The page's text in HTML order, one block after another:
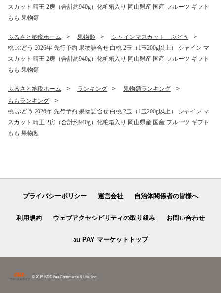
スカット 晴王 2房（合計約940g）化粧箱入り 岡山県産 国産 フルーツ ギフト
もも 果物類
ふるさと納税ホーム 果物類
シャインマスカット・ぶどう
桃 ぶどう 2026年 先行予約 果物詰合せ 白桃 2玉（1玉200g以上） シャイン マ
スカット 晴王 2房（合計約940g）化粧箱入り 岡山県産 国産 フルーツ ギフト
もも 果物類
ふるさと納税ホーム ランキング
果物類ランキング
ももランキング
桃 ぶどう 2026年 先行予約 果物詰合せ 白桃 2玉（1玉200g以上） シャイン マ
スカット 晴王 2房（合計約940g）化粧箱入り 岡山県産 国産 フルーツ ギフト
もも 果物類
プライバシーポリシー 運営会社 自治体関係者の皆様へ
利用規約 ウェブアクセシビリティの取り組み お問い合わせ
au PAY マーケットトップ
© 2016 KDDI/au Commerce & Life, Inc.